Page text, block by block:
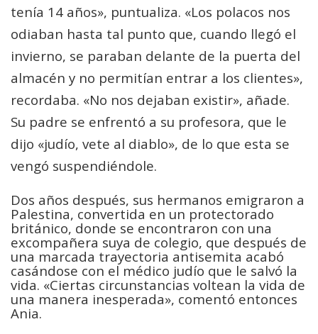
tenía 14 años», puntualiza. «Los polacos nos
odiaban hasta tal punto que, cuando llegó el
invierno, se paraban delante de la puerta del
almacén y no permitían entrar a los clientes»,
recordaba. «No nos dejaban existir», añade.
Su padre se enfrentó a su profesora, que le
dijo «judío, vete al diablo», de lo que esta se
vengó suspendiéndole.
Dos años después, sus hermanos emigraron a
Palestina, convertida en un protectorado
británico, donde se encontraron con una
excompañera suya de colegio, que después de
una marcada trayectoria antisemita acabó
casándose con el médico judío que le salvó la
vida. «Ciertas circunstancias voltean la vida de
una manera inesperada», comentó entonces
Ania.